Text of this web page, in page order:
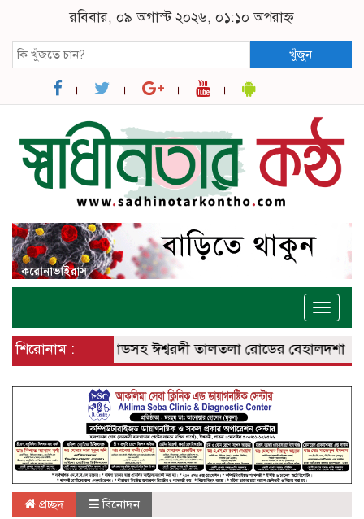
রবিবার, ০৯ অগাস্ট ২০২৬, ০১:১০ অপরাহ্ন
খুঁজুন
Toggle
শিরোনাম :
বানেশ্বর রোডসহ ঈশ্বরদী তালতলা রোডের বেহালদশা
প্রচ্ছদ বিনোদন